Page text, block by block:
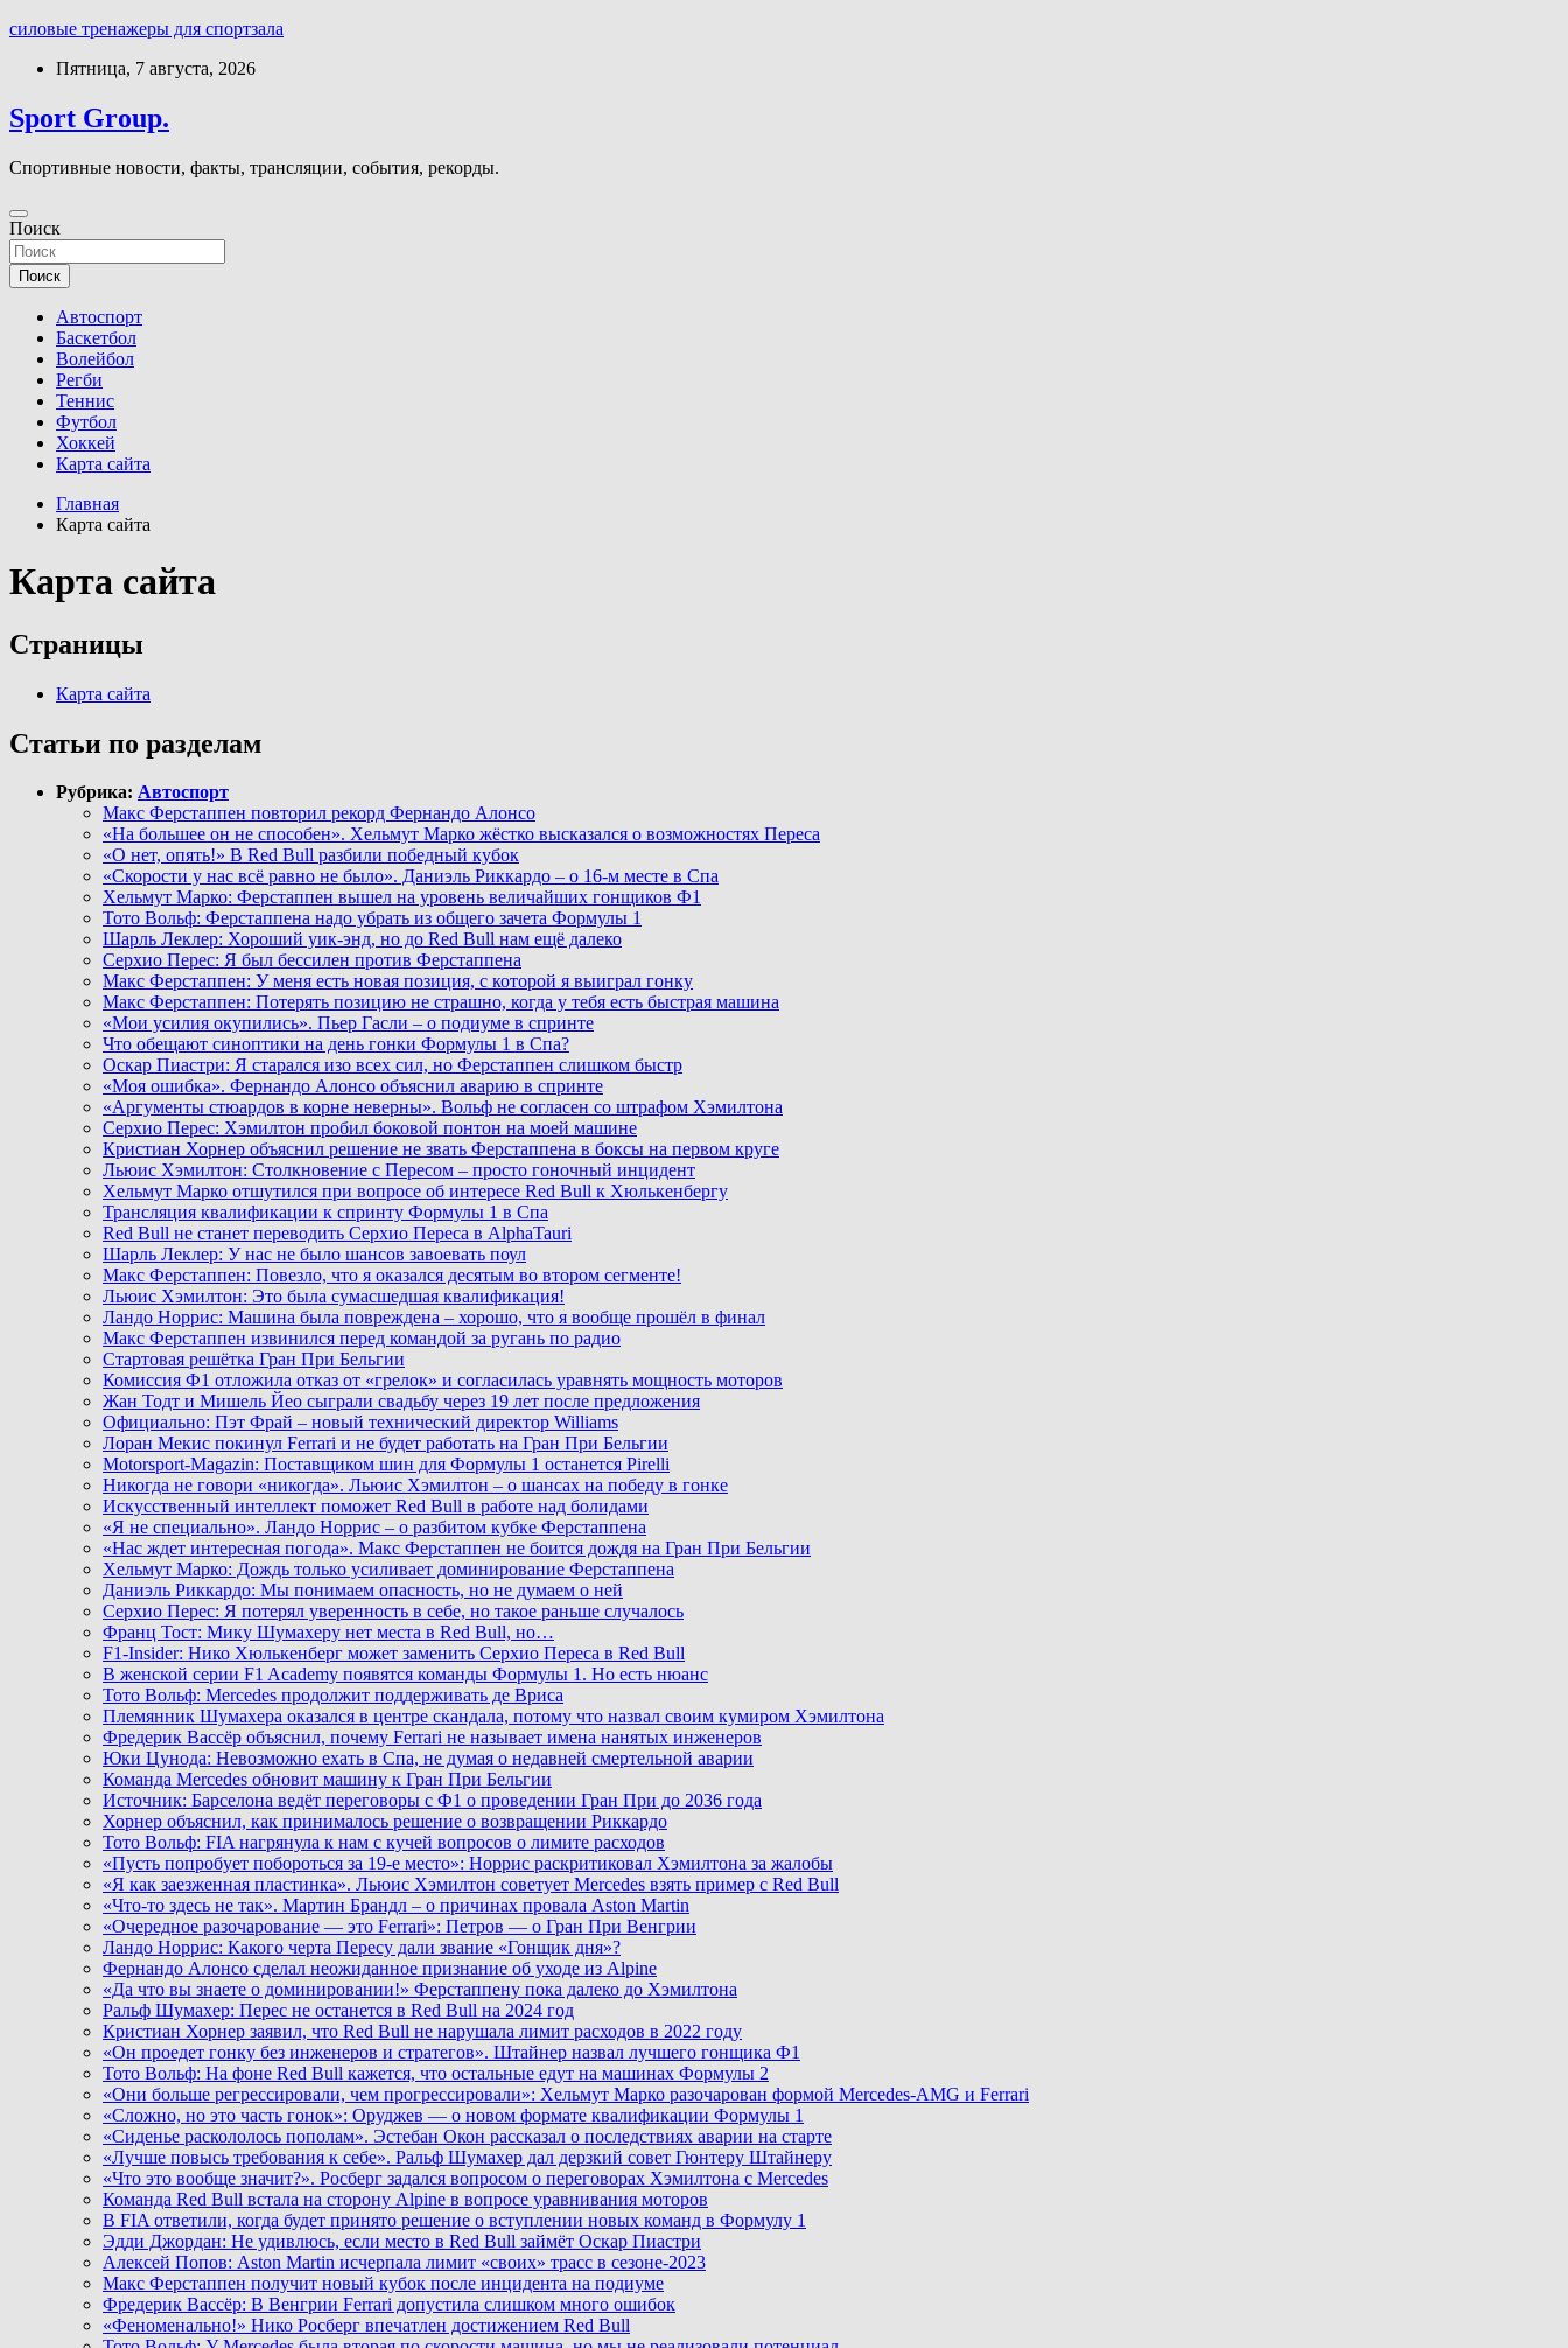
силовые тренажеры для спортзала
Перейти
содержимому
Пятница, 7 августа, 2026
Sport Group.
Спортивные новости, факты, трансляции, события, рекорды.
Поиск
Поиск
Автоспорт
Баскетбол
Волейбол
Регби
Теннис
Футбол
Хоккей
Карта сайта
Главная
Карта сайта
Карта сайта
Страницы
Карта сайта
Статьи по разделам
Рубрика: Автоспорт
Макс Ферстаппен повторил рекорд Фернандо Алонсо
«На большее он не способен». Хельмут Марко жёстко высказался о возможностях Переса
«О нет, опять!» В Red Bull разбили победный кубок
«Скорости у нас всё равно не было». Даниэль Риккардо – о 16-м месте в Спа
Хельмут Марко: Ферстаппен вышел на уровень величайших гонщиков Ф1
Тото Вольф: Ферстаппена надо убрать из общего зачета Формулы 1
Шарль Леклер: Хороший уик-энд, но до Red Bull нам ещё далеко
Серхио Перес: Я был бессилен против Ферстаппена
Макс Ферстаппен: У меня есть новая позиция, с которой я выиграл гонку
Макс Ферстаппен: Потерять позицию не страшно, когда у тебя есть быстрая машина
«Мои усилия окупились». Пьер Гасли – о подиуме в спринте
Что обещают синоптики на день гонки Формулы 1 в Спа?
Оскар Пиастри: Я старался изо всех сил, но Ферстаппен слишком быстр
«Моя ошибка». Фернандо Алонсо объяснил аварию в спринте
«Аргументы стюардов в корне неверны». Вольф не согласен со штрафом Хэмилтона
Серхио Перес: Хэмилтон пробил боковой понтон на моей машине
Кристиан Хорнер объяснил решение не звать Ферстаппена в боксы на первом круге
Льюис Хэмилтон: Столкновение с Пересом – просто гоночный инцидент
Хельмут Марко отшутился при вопросе об интересе Red Bull к Хюлькенбергу
Трансляция квалификации к спринту Формулы 1 в Спа
Red Bull не станет переводить Серхио Переса в AlphaTauri
Шарль Леклер: У нас не было шансов завоевать поул
Макс Ферстаппен: Повезло, что я оказался десятым во втором сегменте!
Льюис Хэмилтон: Это была сумасшедшая квалификация!
Ландо Норрис: Машина была повреждена – хорошо, что я вообще прошёл в финал
Макс Ферстаппен извинился перед командой за ругань по радио
Стартовая решётка Гран При Бельгии
Комиссия Ф1 отложила отказ от «грелок» и согласилась уравнять мощность моторов
Жан Тодт и Мишель Йео сыграли свадьбу через 19 лет после предложения
Официально: Пэт Фрай – новый технический директор Williams
Лоран Мекис покинул Ferrari и не будет работать на Гран При Бельгии
Motorsport-Magazin: Поставщиком шин для Формулы 1 останется Pirelli
Никогда не говори «никогда». Льюис Хэмилтон – о шансах на победу в гонке
Искусственный интеллект поможет Red Bull в работе над болидами
«Я не специально». Ландо Норрис – о разбитом кубке Ферстаппена
«Нас ждет интересная погода». Макс Ферстаппен не боится дождя на Гран При Бельгии
Хельмут Марко: Дождь только усиливает доминирование Ферстаппена
Даниэль Риккардо: Мы понимаем опасность, но не думаем о ней
Серхио Перес: Я потерял уверенность в себе, но такое раньше случалось
Франц Тост: Мику Шумахеру нет места в Red Bull, но…
F1-Insider: Нико Хюлькенберг может заменить Серхио Переса в Red Bull
В женской серии F1 Academy появятся команды Формулы 1. Но есть нюанс
Тото Вольф: Mercedes продолжит поддерживать де Вриса
Племянник Шумахера оказался в центре скандала, потому что назвал своим кумиром Хэмилтона
Фредерик Вассёр объяснил, почему Ferrari не называет имена нанятых инженеров
Юки Цунода: Невозможно ехать в Спа, не думая о недавней смертельной аварии
Команда Mercedes обновит машину к Гран При Бельгии
Источник: Барселона ведёт переговоры с Ф1 о проведении Гран При до 2036 года
Хорнер объяснил, как принималось решение о возвращении Риккардо
Тото Вольф: FIA нагрянула к нам с кучей вопросов о лимите расходов
«Пусть попробует побороться за 19-е место»: Норрис раскритиковал Хэмилтона за жалобы
«Я как заезженная пластинка». Льюис Хэмилтон советует Mercedes взять пример с Red Bull
«Что-то здесь не так». Мартин Брандл – о причинах провала Aston Martin
«Очередное разочарование — это Ferrari»: Петров — о Гран При Венгрии
Ландо Норрис: Какого черта Пересу дали звание «Гонщик дня»?
Фернандо Алонсо сделал неожиданное признание об уходе из Alpine
«Да что вы знаете о доминировании!» Ферстаппену пока далеко до Хэмилтона
Ральф Шумахер: Перес не останется в Red Bull на 2024 год
Кристиан Хорнер заявил, что Red Bull не нарушала лимит расходов в 2022 году
«Он проедет гонку без инженеров и стратегов». Штайнер назвал лучшего гонщика Ф1
Тото Вольф: На фоне Red Bull кажется, что остальные едут на машинах Формулы 2
«Они больше регрессировали, чем прогрессировали»: Хельмут Марко разочарован формой Mercedes-AMG и Ferrari
«Сложно, но это часть гонок»: Оруджев — о новом формате квалификации Формулы 1
«Сиденье раскололось пополам». Эстебан Окон рассказал о последствиях аварии на старте
«Лучше повысь требования к себе». Ральф Шумахер дал дерзкий совет Гюнтеру Штайнеру
«Что это вообще значит?». Росберг задался вопросом о переговорах Хэмилтона с Mercedes
Команда Red Bull встала на сторону Alpine в вопросе уравнивания моторов
В FIA ответили, когда будет принято решение о вступлении новых команд в Формулу 1
Эдди Джордан: Не удивлюсь, если место в Red Bull займёт Оскар Пиастри
Алексей Попов: Aston Martin исчерпала лимит «своих» трасс в сезоне-2023
Макс Ферстаппен получит новый кубок после инцидента на подиуме
Фредерик Вассёр: В Венгрии Ferrari допустила слишком много ошибок
«Феноменально!» Нико Росберг впечатлен достижением Red Bull